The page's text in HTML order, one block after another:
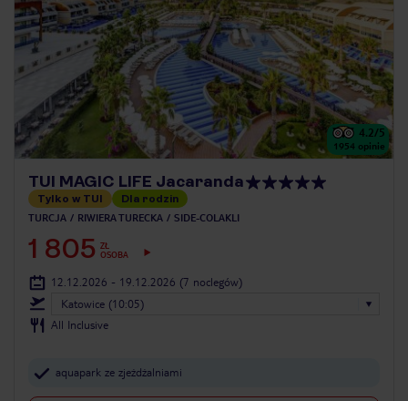
4.2/5
1954 opinie
TUI MAGIC LIFE Jacaranda
Tylko w TUI Dla rodzin
TURCJA RIWIERA TURECKA SIDE-COLAKLI
1 805 ZŁ
OSOBA
12.12.2026 - 19.12.2026 (7 noclegów)
Katowice (10:05)
All Inclusive
aquapark ze zjeżdżalniami